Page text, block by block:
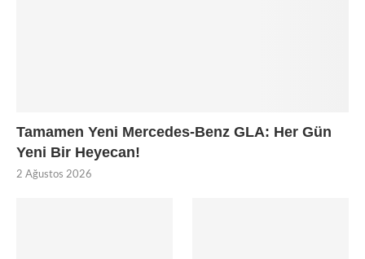
Tamamen Yeni Mercedes-Benz GLA: Her Gün
Yeni Bir Heyecan!
2 Ağustos 2026